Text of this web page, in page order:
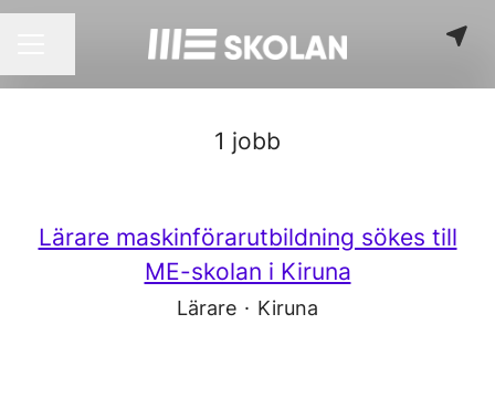
1 jobb
Lärare maskinförarutbildning sökes till
ME-skolan i Kiruna
Lärare · Kiruna